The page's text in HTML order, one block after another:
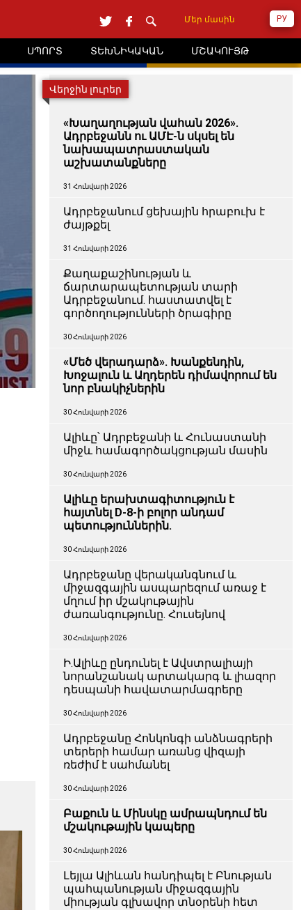
РУ
Մեր մասին
ՍՊՈՐՏ ՏԵԽՆԻԿԱԿԱՆ ՄՇԱԿՈՒՅԹ
Վերջին լուրեր
«Խաղաղության վահան 2026».
Ադրբեջանն ու ԱՄԷ-ն սկսել են
նախապատրաստական ​​
աշխատանքները
31 Հունվարի 2026
Ադրբեջանում ցեխային հրաբուխ է
ժայթքել
31 Հունվարի 2026
Քաղաքաշինության և
ճարտարապետության տարի
Ադրբեջանում. հաստատվել է
գործողությունների ծրագիրը
30 Հունվարի 2026
«Մեծ վերադարձ». Խանքենդին,
Խոջալուն և Աղդերեն դիմավորում են
նոր բնակիչներին
30 Հունվարի 2026
Ալիևը՝ Ադրբեջանի և Հունաստանի
միջև համագործակցության մասին
30 Հունվարի 2026
Ալիևը երախտագիտություն է
հայտնել D-8-ի բոլոր անդամ
պետություններին.
30 Հունվարի 2026
Ադրբեջանը վերականգնում և
միջազգային ասպարեզում առաջ է
մղում իր մշակութային
ժառանգությունը. Հուսեյնով
30 Հունվարի 2026
Ի.Ալիևը ընդունել է Ավստրալիայի
նորանշանակ արտակարգ և լիազոր
դեսպանի հավատարմագրերը
30 Հունվարի 2026
Ադրբեջանը Հոնկոնգի անձնագրերի
տերերի համար առանց վիզայի
ռեժիմ է սահմանել
30 Հունվարի 2026
Բաքուն և Մինսկը ամրապնդում են
մշակութային կապերը
30 Հունվարի 2026
Լեյլա Ալիևան հանդիպել է Բնության
պահպանության միջազգային
միության գլխավոր տնօրենի հետ